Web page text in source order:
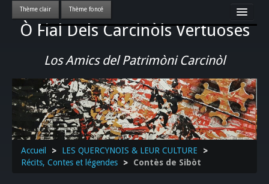
Ò Fial Dels Carcinòls Vertuoses
Los Amics del Patrimòni Carcinòl
Accueil
LES QUERCYNOIS & LEUR CULTURE
PATRIMOINE
GASTRONOMIE
ACTUALITE-CULTURE-EVENEMENTS LOCAUX
>>
Accueil > LES QUERCYNOIS & LEUR CULTURE
>
Récits, Contes et légendes
> Contès de Sibòt